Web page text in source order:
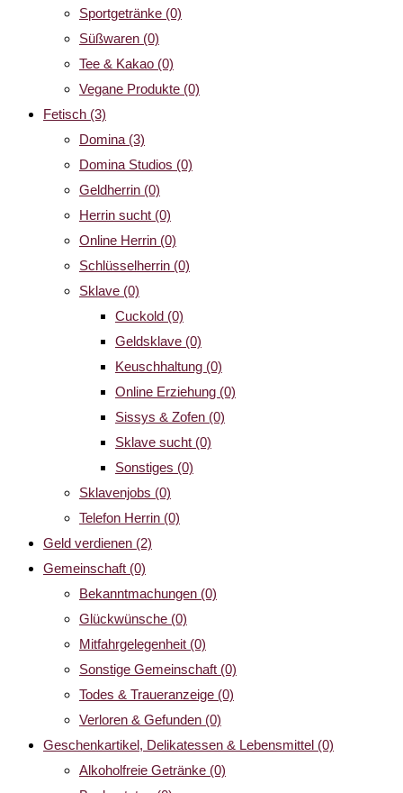
Sportgetränke (0)
Süßwaren (0)
Tee & Kakao (0)
Vegane Produkte (0)
Fetisch (3)
Domina (3)
Domina Studios (0)
Geldherrin (0)
Herrin sucht (0)
Online Herrin (0)
Schlüsselherrin (0)
Sklave (0)
Cuckold (0)
Geldsklave (0)
Keuschhaltung (0)
Online Erziehung (0)
Sissys & Zofen (0)
Sklave sucht (0)
Sonstiges (0)
Sklavenjobs (0)
Telefon Herrin (0)
Geld verdienen (2)
Gemeinschaft (0)
Bekanntmachungen (0)
Glückwünsche (0)
Mitfahrgelegenheit (0)
Sonstige Gemeinschaft (0)
Todes & Traueranzeige (0)
Verloren & Gefunden (0)
Geschenkartikel, Delikatessen & Lebensmittel (0)
Alkoholfreie Getränke (0)